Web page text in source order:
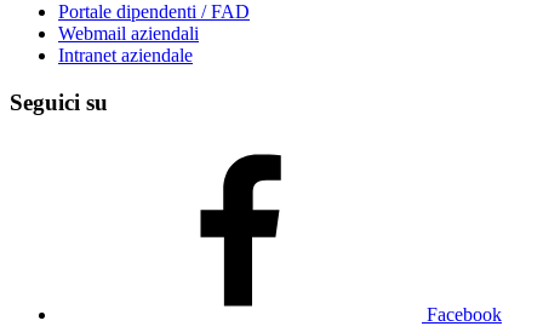
Portale dipendenti / FAD
Webmail aziendali
Intranet aziendale
Seguici su
Facebook